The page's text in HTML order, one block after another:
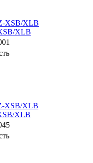
XLB
XLB